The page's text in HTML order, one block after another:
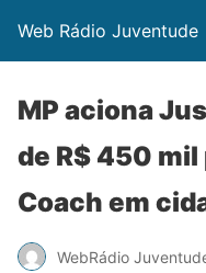
Web Rádio Juventude
MP aciona
de R$ 450 mil
Coach em
WebRádio